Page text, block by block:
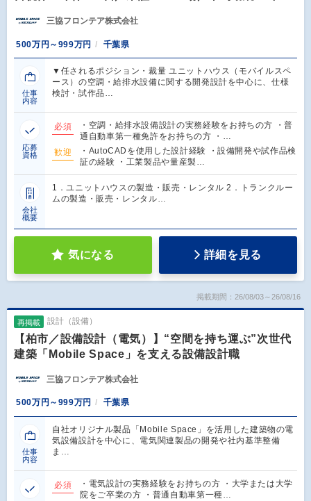
三協フロンテア株式会社
500万円～999万円 千葉県
仕事
内容
▼任されるポジション・裁量 ユニットハウス（モバイルスペ
ース）の空調・給排水設備に関する開発設計を中心に、仕様
検討・試作品…
応募
資格
必須
・空調・給排水設備設計の実務経験をお持ちの方 ・普
通自動車第一種免許をお持ちの方 ・…
歓迎
・AutoCADを使用した設計経験 ・設備開発や試作品検
証の経験 ・工業製品や量産製…
会社
概要
1．ユニットハウスの製造・販売・レンタル 2．トランクルー
ムの製造・販売・レンタル…
気になる 詳細を見る
掲載期間：26/08/03～26/08/16
再掲載 設計（設備）
【柏市／設備設計（電気）】“空間を持ち運ぶ”次世代
建築「Mobile Space」を支える設備設計職
三協フロンテア株式会社
500万円～999万円 千葉県
仕事
内容
自社オリジナル製品「Mobile Space」を活用した建築物の電
気設備設計を中心に、電気関連製品の開発や社内基準整備
ま…
必須
・電気設計の実務経験をお持ちの方 ・大学または大学
院をご卒業の方 ・普通自動車第一種…